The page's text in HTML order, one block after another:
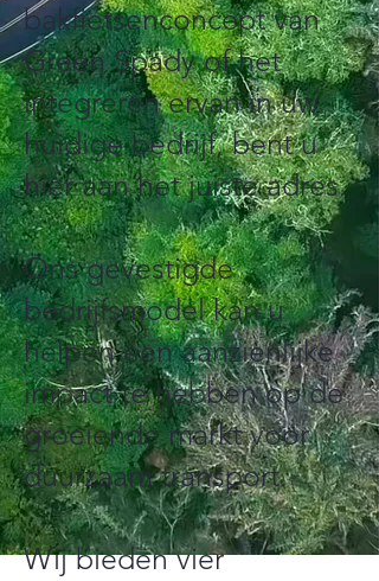
bakfietsenconcept van
Green Spady of het
integreren ervan in uw
huidige bedrijf, bent u
hier aan het juiste adres.
Ons gevestigde
bedrijfsmodel kan u
helpen een aanzienlijke
impact te hebben op de
groeiende markt voor
duurzaam transport.
Wij bieden vier